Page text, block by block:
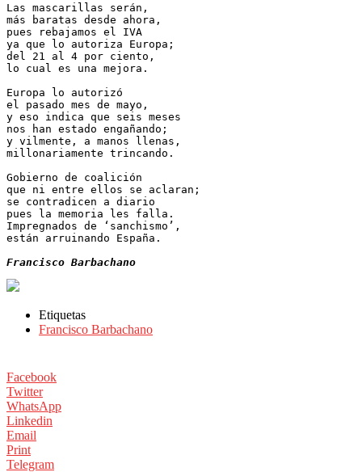
Las mascarillas serán,
más baratas desde ahora,
pues rebajamos el IVA
ya que lo autoriza Europa;
del 21 al 4 por ciento,
lo cual es una mejora.
Europa lo autorizó
el pasado mes de mayo,
y eso indica que seis meses
nos han estado engañando;
y vilmente, a manos llenas,
millonariamente trincando.
Gobierno de coalición
que ni entre ellos se aclaran;
se contradicen a diario
pues la memoria les falla.
Impregnados de ‘sanchismo’,
están arruinando España.
Francisco Barbachano
Etiquetas
Francisco Barbachano
Facebook
Twitter
WhatsApp
Linkedin
Email
Print
Telegram